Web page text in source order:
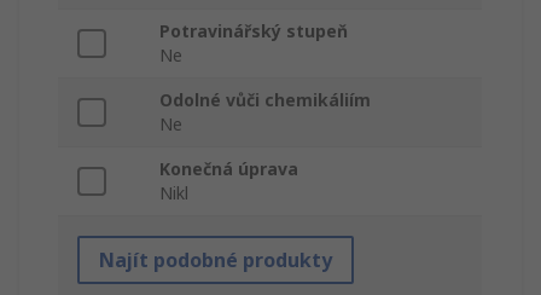
Potravinářský stupeň
Ne
Odolné vůči chemikáliím
Ne
Konečná úprava
Nikl
Najít podobné produkty